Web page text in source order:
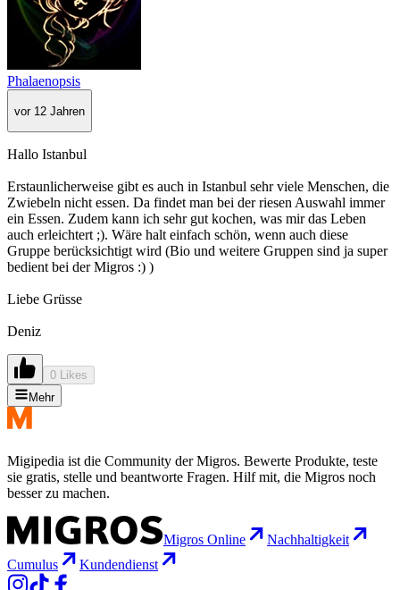
Phalaenopsis
vor 12 Jahren
Hallo Istanbul
Erstaunlicherweise gibt es auch in Istanbul sehr viele Menschen, die
Zwiebeln nicht essen. Da findet man bei der riesen Auswahl immer
ein Essen. Zudem kann ich sehr gut kochen, was mir das Leben
auch erleichtert ;). Wäre halt einfach schön, wenn auch diese
Gruppe berücksichtigt wird (Bio und weitere Gruppen sind ja super
bedient bei der Migros :) )
Liebe Grüsse
Deniz
0 Likes
Mehr
Migipedia ist die Community der Migros. Bewerte Produkte, teste
sie gratis, stelle und beantworte Fragen. Hilf mit, die Migros noch
besser zu machen.
Migros Online
Nachhaltigkeit
Cumulus
Kundendienst